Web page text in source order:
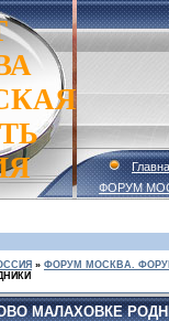
ФОРУМ
» ФОРУМ МОСКВА.
МАЛАХОВКЕ